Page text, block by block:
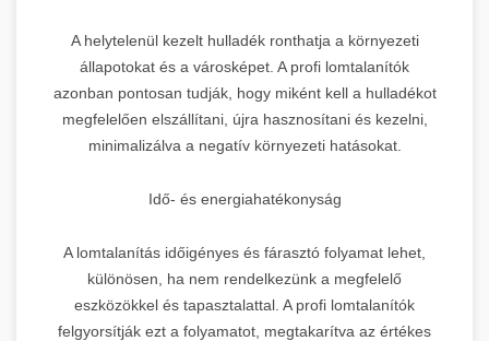
A helytelenül kezelt hulladék ronthatja a környezeti
állapotokat és a városképet. A profi lomtalanítók
azonban pontosan tudják, hogy miként kell a hulladékot
megfelelően elszállítani, újra hasznosítani és kezelni,
minimalizálva a negatív környezeti hatásokat.
Idő- és energiahatékonyság
A lomtalanítás időigényes és fárasztó folyamat lehet,
különösen, ha nem rendelkezünk a megfelelő
eszközökkel és tapasztalattal. A profi lomtalanítók
felgyorsítják ezt a folyamatot, megtakarítva az értékes